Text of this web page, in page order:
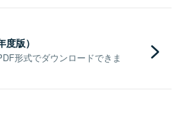
版）
形式でダウンロードできま